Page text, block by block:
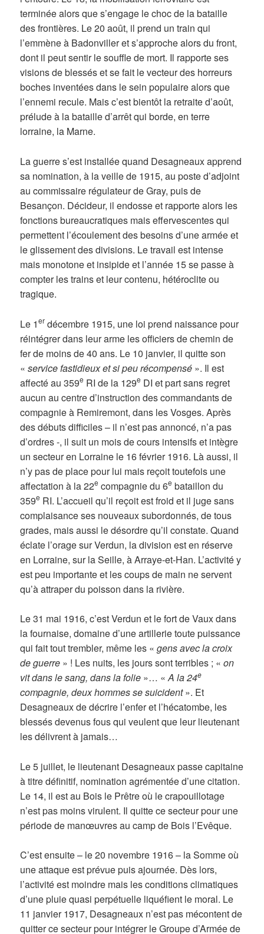
terminée alors que s’engage le choc de la bataille
des frontières. Le 20 août, il prend un train qui
l’emmène à Badonviller et s’approche alors du front,
dont il peut sentir le souffle de mort. Il rapporte ses
visions de blessés et se fait le vecteur des horreurs
boches inventées dans le sein populaire alors que
l’ennemi recule. Mais c’est bientôt la retraite d’août,
prélude à la bataille d’arrêt qui borde, en terre
lorraine, la Marne.
La guerre s’est installée quand Desagneaux apprend
sa nomination, à la veille de 1915, au poste d’adjoint
au commissaire régulateur de Gray, puis de
Besançon. Décideur, il endosse et rapporte alors les
fonctions bureaucratiques mais effervescentes qui
permettent l’écoulement des besoins d’une armée et
le glissement des divisions. Le travail est intense
mais monotone et insipide et l’année 15 se passe à
compter les trains et leur contenu, hétéroclite ou
tragique.
Le 1er décembre 1915, une loi prend naissance pour
réintégrer dans leur arme les officiers de chemin de
fer de moins de 40 ans. Le 10 janvier, il quitte son
«service fastidieux et si peu récompensé ». Il est
affecté au 359e RI de la 129e DI et part sans regret
aucun au centre d’instruction des commandants de
compagnie à Remiremont, dans les Vosges. Après
des débuts difficiles – il n’est pas annoncé, n’a pas
d’ordres -, il suit un mois de cours intensifs et intègre
un secteur en Lorraine le 16 février 1916. Là aussi, il
n’y pas de place pour lui mais reçoit toutefois une
affectation à la 22e compagnie du 6e bataillon du
359e RI. L’accueil qu’il reçoit est froid et il juge sans
complaisance ses nouveaux subordonnés, de tous
grades, mais aussi le désordre qu’il constate. Quand
éclate l’orage sur Verdun, la division est en réserve
en Lorraine, sur la Seille, à Arraye-et-Han. L’activité y
est peu importante et les coups de main ne servent
qu’à attraper du poisson dans la rivière.
Le 31 mai 1916, c’est Verdun et le fort de Vaux dans
la fournaise, domaine d’une artillerie toute puissance
qui fait tout trembler, même les «gens avec la croix
de guerre » ! Les nuits, les jours sont terribles ; «on
vit dans le sang, dans la folie »… «A la 24e
compagnie, deux hommes se suicident». Et
Desagneaux de décrire l’enfer et l’hécatombe, les
blessés devenus fous qui veulent que leur lieutenant
les délivrent à jamais…
Le 5 juillet, le lieutenant Desagneaux passe capitaine
à titre définitif, nomination agrémentée d’une citation.
Le 14, il est au Bois le Prêtre où le crapouillotage
n’est pas moins virulent. Il quitte ce secteur pour une
période de manœuvres au camp de Bois l’Evêque.
C’est ensuite – le 20 novembre 1916 – la Somme où
une attaque est prévue puis ajournée. Dès lors,
l’activité est moindre mais les conditions climatiques
d’une pluie quasi perpétuelle liquéfient le moral. Le
11 janvier 1917, Desagneaux n’est pas mécontent de
quitter ce secteur pour intégrer le Groupe d’Armée de